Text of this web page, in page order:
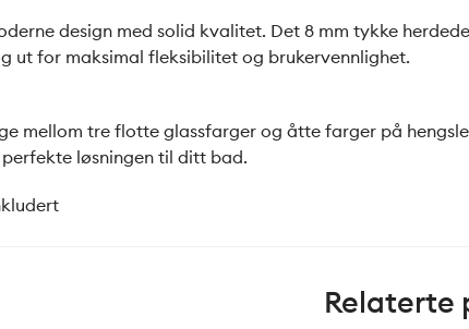
design med solid kvalitet. Det 8 mm tykke
ut for maksimal fleksibilitet og brukervennlighet.
mellom tre flotte glassfarger og åtte farger på
løsningen til ditt bad.
Relaterte